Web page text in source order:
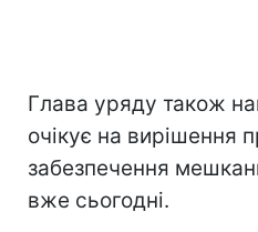
Глава уряду також
очікує на вирішення
забезпечення
вже сьогодні.